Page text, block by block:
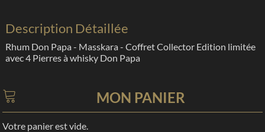
Description Détaillée
Rhum Don Papa - Masskara - Coffret Collector Edition limitée
avec 4 Pierres à whisky Don Papa
MON PANIER
Votre panier est vide.